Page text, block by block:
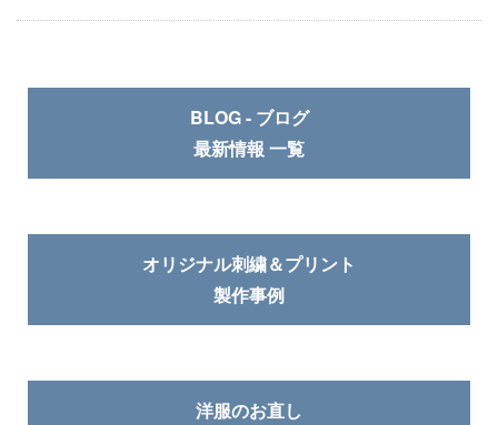
BLOG - ブログ
最新情報 一覧
オリジナル刺繍＆プリント
製作事例
洋服のお直し